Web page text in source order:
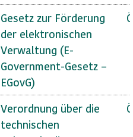
Gesetz zur Förderung
der elektronischen
Verwaltung (E-
Government-Gesetz –
EGovG)
Verordnung über die
technischen